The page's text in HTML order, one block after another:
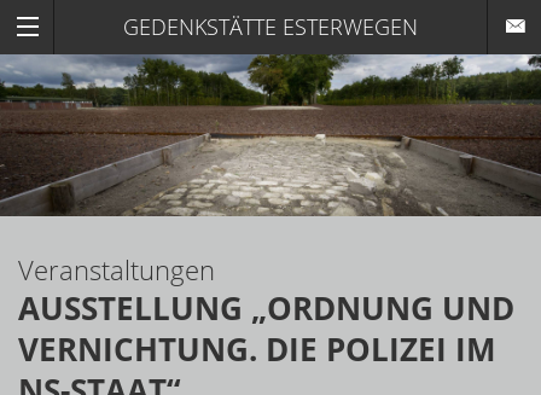
GEDENKSTÄTTE ESTERWEGEN
Veranstaltungen
AUSSTELLUNG „ORDNUNG UND
VERNICHTUNG. DIE POLIZEI IM